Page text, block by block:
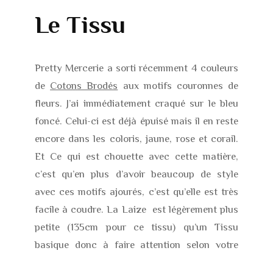
Le Tissu
Pretty Mercerie a sorti récemment 4 couleurs
de Cotons Brodés aux motifs couronnes de
fleurs. J’ai immédiatement craqué sur le bleu
foncé. Celui-ci est déjà épuisé mais il en reste
encore dans les coloris, jaune, rose et corail.
Et Ce qui est chouette avec cette matière,
c’est qu’en plus d’avoir beaucoup de style
avec ces motifs ajourés, c’est qu’elle est très
facile à coudre. La Laize est légèrement plus
petite (135cm pour ce tissu) qu’un Tissu
basique donc à faire attention selon votre